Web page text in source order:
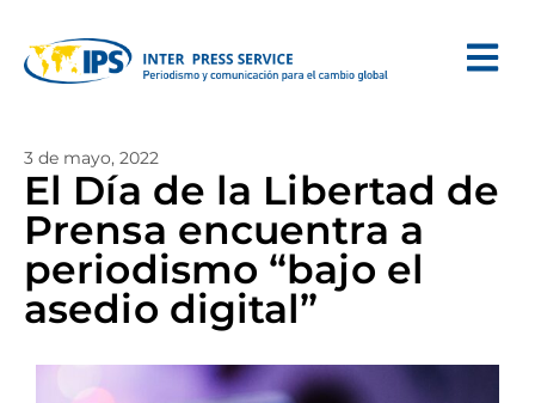
3 de mayo, 2022
El Día de la Libertad de
Prensa encuentra a
periodismo “bajo el
asedio digital”